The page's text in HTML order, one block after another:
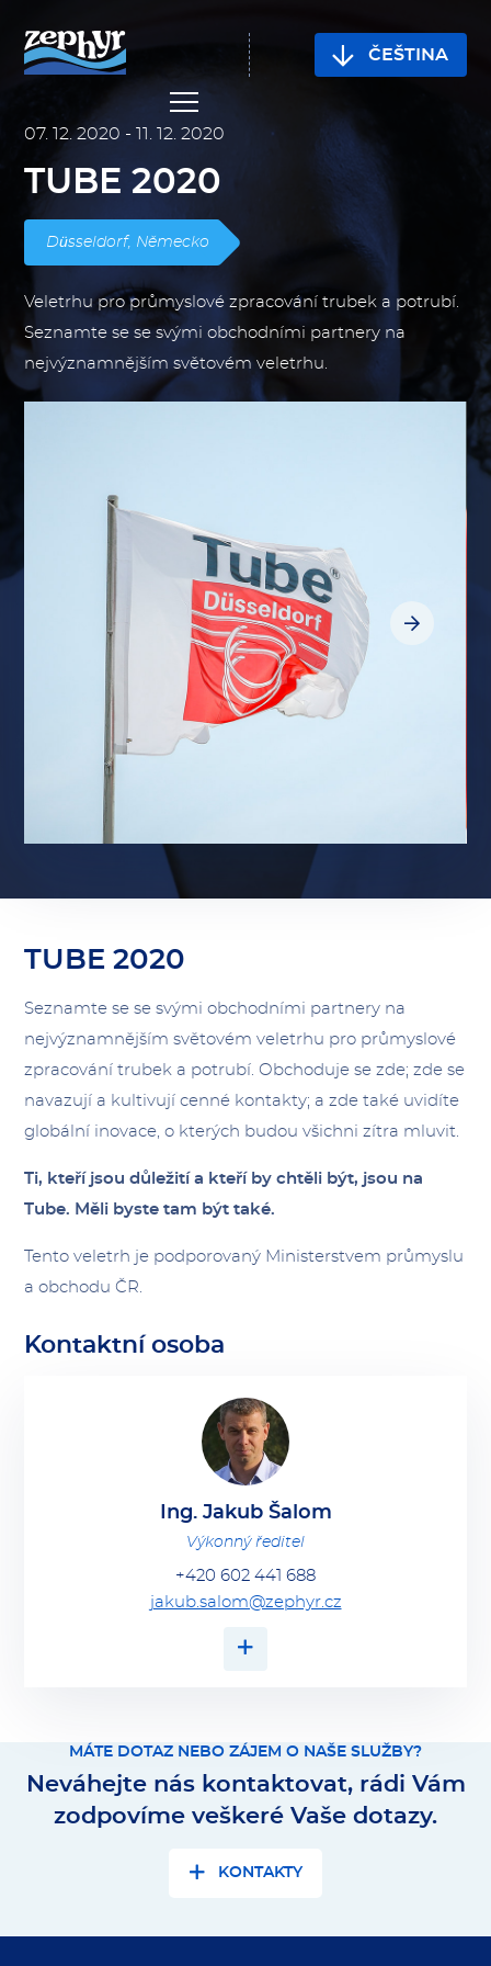
JAZYK
ČEŠTINA
07. 12. 2020 - 11. 12. 2020
TUBE 2020
Düsseldorf, Německo
Veletrhu pro průmyslové zpracování trubek a potrubí.
Seznamte se se svými obchodními partnery na
nejvýznamnějším světovém veletrhu.
TUBE 2020
Seznamte se se svými obchodními partnery na
nejvýznamnějším světovém veletrhu pro průmyslové
zpracování trubek a potrubí. Obchoduje se zde; zde se
navazují a kultivují cenné kontakty; a zde také uvidíte
globální inovace, o kterých budou všichni zítra mluvit.
Ti, kteří jsou důležití a kteří by chtěli být, jsou na
Tube. Měli byste tam být také.
Tento veletrh je podporovaný Ministerstvem průmyslu
a obchodu ČR.
Kontaktní osoba
Ing. Jakub Šalom
Výkonný ředitel
+420 602 441 688
jakub.salom@zephyr.cz
MÁTE DOTAZ NEBO ZÁJEM O NAŠE SLUŽBY?
Neváhejte nás kontaktovat, rádi Vám
zodpovíme veškeré Vaše dotazy.
KONTAKTY